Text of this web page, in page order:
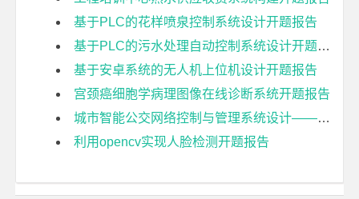
基于PLC的花样喷泉控制系统设计开题报告
基于PLC的污水处理自动控制系统设计开题报告
基于安卓系统的无人机上位机设计开题报告
宫颈癌细胞学病理图像在线诊断系统开题报告
城市智能公交网络控制与管理系统设计——车载终端设计与实现开题报告
利用opencv实现人脸检测开题报告